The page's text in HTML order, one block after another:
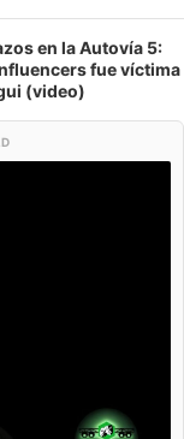
en la Autovía 5:
fue víctima
(video)